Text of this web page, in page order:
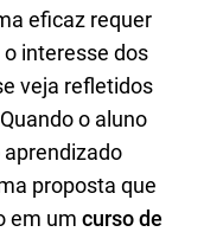
eficaz requer
interesse dos
veja refletidos
o aluno
proposta que
em um curso de